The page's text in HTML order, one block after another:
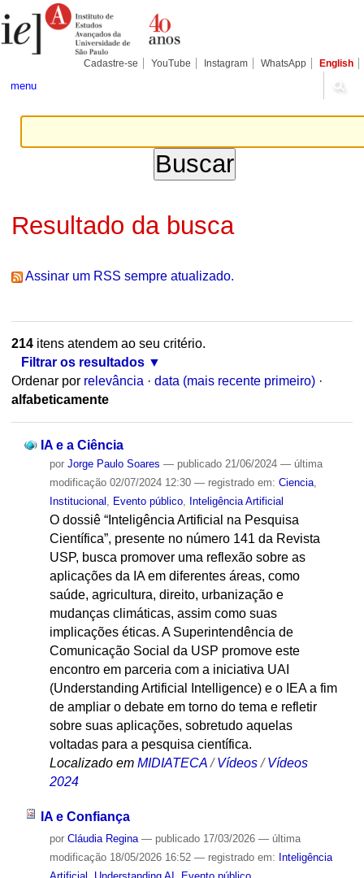
para
conteúdo.
Pessoais
Cadastre-se YouTube Instagram WhatsApp English
menu
Resultado da busca
Assinar um RSS sempre atualizado.
214itens atendem ao seu critério.
Filtrar os resultados
Ordenar por relevância · data (mais recente primeiro) ·
alfabeticamente
IA e a Ciência
por Jorge Paulo Soares — publicado21/06/2024 — última
modificação02/07/2024 12:30 — registrado em: Ciencia,
Institucional
Evento público, Inteligência Artificial
O dossiê “Inteligência Artificial na Pesquisa
Científica”, presente no número 141 da Revista
USP, busca promover uma reflexão sobre as
aplicações da IA em diferentes áreas, como
saúde, agricultura, direito, urbanização e
mudanças climáticas, assim como suas
implicações éticas. A Superintendência de
Comunicação Social da USP promove este
encontro em parceria com a iniciativa UAI
(Understanding Artificial Intelligence) e o IEA a fim
de ampliar o debate em torno do tema e refletir
sobre suas aplicações, sobretudo aquelas
voltadas para a pesquisa científica.
Localizado em MIDIATECA /Vídeos /Vídeos
2024
IA e Confiança
por Cláudia Regina — publicado17/03/2026 — última
modificação18/05/2026 16:52 — registrado em: Inteligência